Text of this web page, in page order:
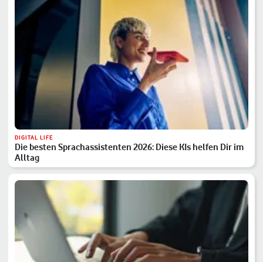
DIGITAL LIFE
Die besten Sprachassistenten 2026: Diese KIs helfen Dir im
Alltag